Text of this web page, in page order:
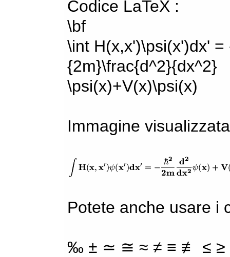
Codice LaTeX :
\bf
\int H(x,x')\psi(x')dx'
{2m}\frac{d^2}{dx^2}
\psi(x)+V(x)\psi(x)
Immagine
Potete anche usare i
‰ ± ≃ ≅ ≈ ≠ ≡ ≢ ≤